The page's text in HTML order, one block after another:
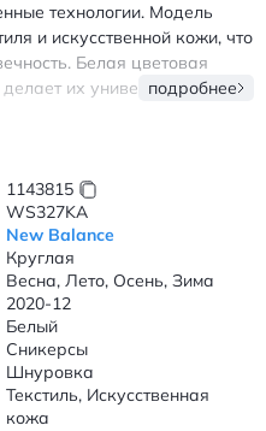
технологии. Модель
и искусственной кожи, что
Белая цветовая
их универсальными
ходьбе, а шнуровка
силуэт,
городу, так и для активного
всех сезонов благодаря
материалам. Их
или спортивными
луки. Легкая
частью обеспечивает
Нью Бэлэнс NB
из текстиля и
подробнее
1143815
WS327KA
New Balance
Круглая
Весна, Лето, Осень, Зима
2020-12
Белый
Сникерсы
Шнуровка
Текстиль, Искусственная
кожа